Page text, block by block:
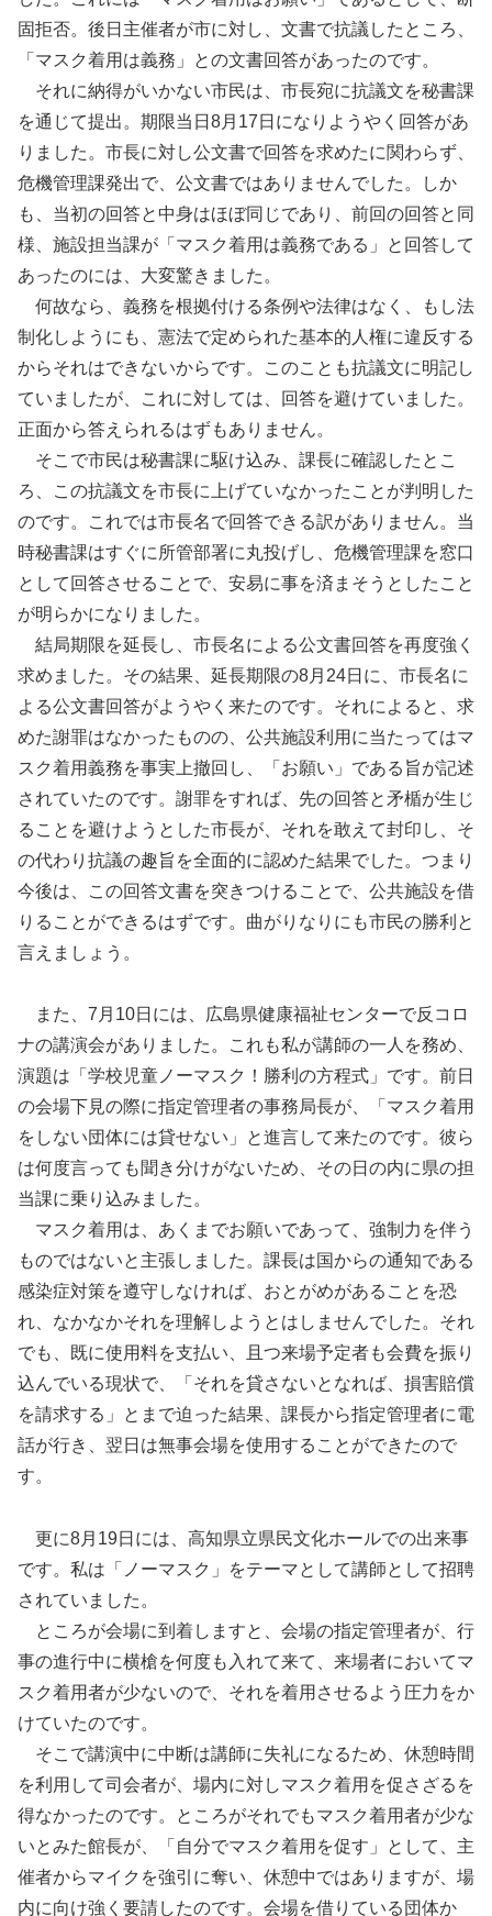
固拒否。後日主催者が市に対し、文書で抗議したところ、
「マスク着用は義務」との文書回答があったのです。
それに納得がいかない市民は、市長宛に抗議文を秘書課
を通じて提出。期限当日8月17日になりようやく回答があ
りました。市長に対し公文書で回答を求めたに関わらず、
危機管理課発出で、公文書ではありませんでした。しか
も、当初の回答と中身はほぼ同じであり、前回の回答と同
様、施設担当課が「マスク着用は義務である」と回答して
あったのには、大変驚きました。
何故なら、義務を根拠付ける条例や法律はなく、もし法
制化しようにも、憲法で定められた基本的人権に違反する
からそれはできないからです。このことも抗議文に明記し
ていましたが、これに対しては、回答を避けていました。
正面から答えられるはずもありません。
そこで市民は秘書課に駆け込み、課長に確認したとこ
ろ、この抗議文を市長に上げていなかったことが判明した
のです。これでは市長名で回答できる訳がありません。当
時秘書課はすぐに所管部署に丸投げし、危機管理課を窓口
として回答させることで、安易に事を済まそうとしたこと
が明らかになりました。
結局期限を延長し、市長名による公文書回答を再度強く
求めました。その結果、延長期限の8月24日に、市長名に
よる公文書回答がようやく来たのです。それによると、求
めた謝罪はなかったものの、公共施設利用に当たってはマ
スク着用義務を事実上撤回し、「お願い」である旨が記述
されていたのです。謝罪をすれば、先の回答と矛楯が生じ
ることを避けようとした市長が、それを敢えて封印し、そ
の代わり抗議の趣旨を全面的に認めた結果でした。つまり
今後は、この回答文書を突きつけることで、公共施設を借
りることができるはずです。曲がりなりにも市民の勝利と
言えましょう。
また、7月10日には、広島県健康福祉センターで反コロ
ナの講演会がありました。これも私が講師の一人を務め、
演題は「学校児童ノーマスク！勝利の方程式」です。前日
の会場下見の際に指定管理者の事務局長が、「マスク着用
をしない団体には貸せない」と進言して来たのです。彼ら
は何度言っても聞き分けがないため、その日の内に県の担
当課に乗り込みました。
マスク着用は、あくまでお願いであって、強制力を伴う
ものではないと主張しました。課長は国からの通知である
感染症対策を遵守しなければ、おとがめがあることを恐
れ、なかなかそれを理解しようとはしませんでした。それ
でも、既に使用料を支払い、且つ来場予定者も会費を振り
込んでいる現状で、「それを貸さないとなれば、損害賠償
を請求する」とまで迫った結果、課長から指定管理者に電
話が行き、翌日は無事会場を使用することができたので
す。
更に8月19日には、高知県立県民文化ホールでの出来事
です。私は「ノーマスク」をテーマとして講師として招聘
されていました。
ところが会場に到着しますと、会場の指定管理者が、行
事の進行中に横槍を何度も入れて来て、来場者においてマ
スク着用者が少ないので、それを着用させるよう圧力をか
けていたのです。
そこで講演中に中断は講師に失礼になるため、休憩時間
を利用して司会者が、場内に対しマスク着用を促さざるを
得なかったのです。ところがそれでもマスク着用者が少な
いとみた館長が、「自分でマスク着用を促す」として、主
催者からマイクを強引に奪い、休憩中ではありますが、場
内に向け強く要請したのです。会場を借りている団体か